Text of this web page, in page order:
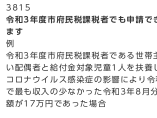
3815
令和3年度市府民税課税者でも申請で
ます
例
令和3年度市府民税課税者である世帯
い配偶者と給付金対象児童1人を扶養
コロナウイルス感染症の影響により
で最も収入の少なかった令和3年8月
額が17万円であった場合